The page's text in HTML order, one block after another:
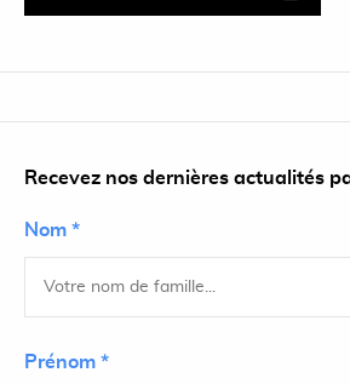
Recevez nos dernières actualités
Nom *
Prénom *